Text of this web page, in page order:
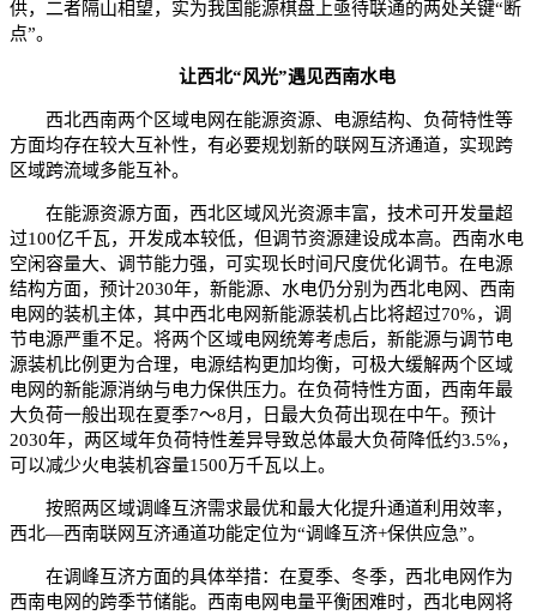
供，二者隔山相望，实为我国能源棋盘上亟待联通的两处关键“断
点”。
让西北“风光”遇见西南水电
西北西南两个区域电网在能源资源、电源结构、负荷特性等
方面均存在较大互补性，有必要规划新的联网互济通道，实现跨
区域跨流域多能互补。
在能源资源方面，西北区域风光资源丰富，技术可开发量超
过100亿千瓦，开发成本较低，但调节资源建设成本高。西南水电
空闲容量大、调节能力强，可实现长时间尺度优化调节。在电源
结构方面，预计2030年，新能源、水电仍分别为西北电网、西南
电网的装机主体，其中西北电网新能源装机占比将超过70%，调
节电源严重不足。将两个区域电网统筹考虑后，新能源与调节电
源装机比例更为合理，电源结构更加均衡，可极大缓解两个区域
电网的新能源消纳与电力保供压力。在负荷特性方面，西南年最
大负荷一般出现在夏季7～8月，日最大负荷出现在中午。预计
2030年，两区域年负荷特性差异导致总体最大负荷降低约3.5%，
可以减少火电装机容量1500万千瓦以上。
按照两区域调峰互济需求最优和最大化提升通道利用效率，
西北—西南联网互济通道功能定位为“调峰互济+保供应急”。
在调峰互济方面的具体举措：在夏季、冬季，西北电网作为
西南电网的跨季节储能。西南电网电量平衡困难时，西北电网将